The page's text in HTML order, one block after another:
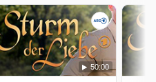
50:00